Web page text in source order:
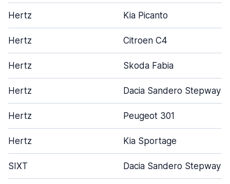
Hertz Kia Picanto
Hertz Citroen C4
Hertz Skoda Fabia
Hertz Dacia Sandero Stepway
Hertz Peugeot 301
Hertz Kia Sportage
SIXT Dacia Sandero Stepway